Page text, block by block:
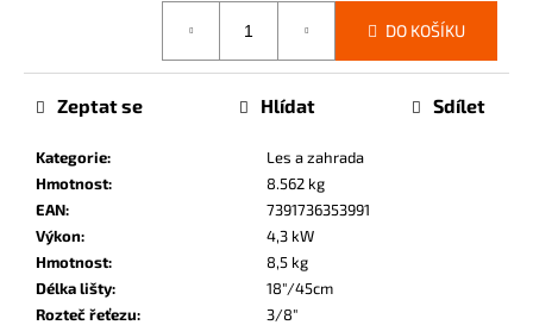
DO KOŠÍKU
Kategorie:
Les a zahrada
Hmotnost:
8.562 kg
EAN:
7391736353991
Výkon:
4,3 kW
Hmotnost:
8,5 kg
Délka lišty:
18"/45cm
Rozteč řeťezu: 3/8"
Zeptat se Hlídat Sdílet